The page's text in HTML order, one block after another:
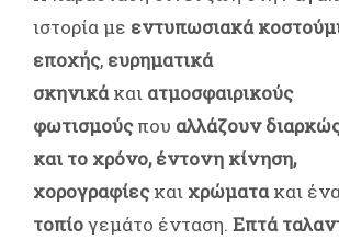
ιστορία με εντυπωσιακά
εποχής, ευρηματικά
σκηνικάκαι ατμοσφαιρικούς
φωτισμούςπου αλλάζουν
και το χρόνο, έντονη κίνηση,
χορογραφίεςκαι χρώματακαι
τοπίογεμάτo ένταση. Επτά